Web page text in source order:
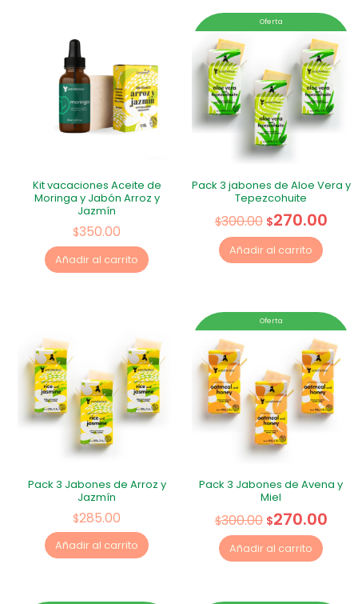
Kit vacaciones Aceite de
Moringa y Jabón Arroz y
Jazmín
$350.00
Añadir al carrito
Oferta
Pack 3 jabones de Aloe Vera y
Tepezcohuite
$300.00 $270.00
Añadir al carrito
Pack 3 Jabones de Arroz y
Jazmín
$285.00
Añadir al carrito
Oferta
Pack 3 Jabones de Avena y
Miel
$300.00 $270.00
Añadir al carrito